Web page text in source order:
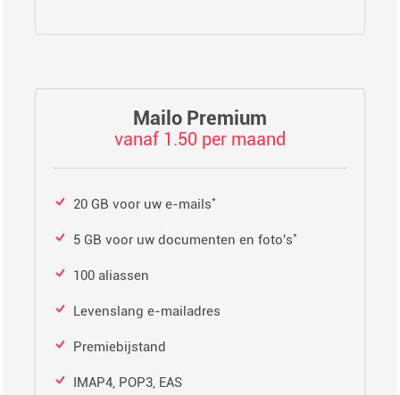
Mailo Premium
vanaf 1.50 per maand
20 GB voor uw e-mails*
5 GB voor uw documenten en foto's*
100 aliassen
Levenslang e-mailadres
Premiebijstand
IMAP4, POP3, EAS